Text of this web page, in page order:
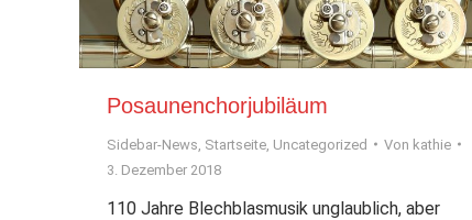
Posaunenchorjubiläum
Sidebar-News Startseite Uncategorized Von kathie
3. Dezember 2018
110 Jahre Blechblasmusik unglaublich, aber